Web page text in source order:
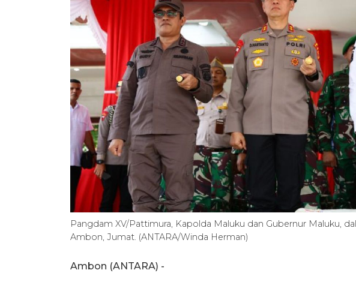
Pangdam XV/Pattimura, Kapolda Maluku dan Gubernur Maluku,
Ambon, Jumat. (ANTARA/Winda Herman)
Ambon (ANTARA) -